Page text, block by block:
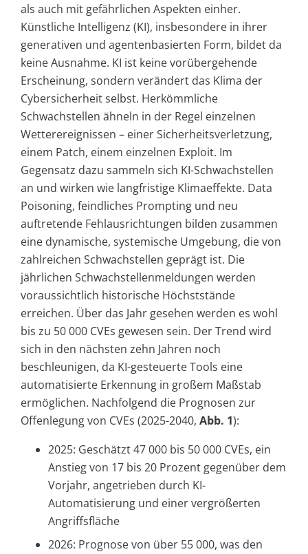
als auch mit gefährlichen Aspekten einher.
Künstliche Intelligenz (KI), insbesondere in ihrer
generativen und agentenbasierten Form, bildet da
keine Ausnahme. KI ist keine vorübergehende
Erscheinung, sondern verändert das Klima der
Cybersicherheit selbst. Herkömmliche
Schwachstellen ähneln in der Regel einzelnen
Wetterereignissen – einer Sicherheitsverletzung,
einem Patch, einem einzelnen Exploit. Im
Gegensatz dazu sammeln sich KI-Schwachstellen
an und wirken wie langfristige Klimaeffekte. Data
Poisoning, feindliches Prompting und neu
auftretende Fehlausrichtungen bilden zusammen
eine dynamische, systemische Umgebung, die von
zahlreichen Schwachstellen geprägt ist. Die
jährlichen Schwachstellenmeldungen werden
voraussichtlich historische Höchststände
erreichen. Über das Jahr gesehen werden es wohl
bis zu 50 000 CVEs gewesen sein. Der Trend wird
sich in den nächsten zehn Jahren noch
beschleunigen, da KI-gesteuerte Tools eine
automatisierte Erkennung in großem Maßstab
ermöglichen. Nachfolgend die Prognosen zur
Offenlegung von CVEs (2025-2040, Abb. 1):
2025: Geschätzt 47 000 bis 50 000 CVEs, ein
Anstieg von 17 bis 20 Prozent gegenüber dem
Vorjahr, angetrieben durch KI-
Automatisierung und einer vergrößerten
Angriffsfläche
2026: Prognose von über 55 000, was den